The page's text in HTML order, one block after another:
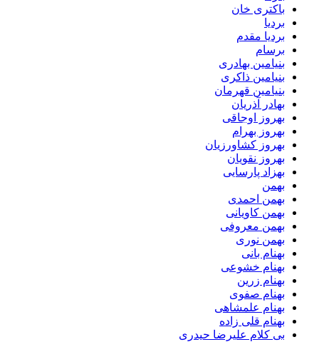
باکتری خان
بردیا
بردیا مقدم
برسام
بنیامین بهادری
بنیامین ذاکری
بنیامین قهرمان
بهادر آذریان
بهروز اوجاقی
بهروز بهرام
بهروز کشاورزیان
بهروز نقویان
بهزاد پارسایی
بهمن
بهمن احمدی
بهمن کاویانی
بهمن معروفی
بهمن نوری
بهنام بانی
بهنام خشوعی
بهنام زرین
بهنام صفوی
بهنام علمشاهی
بهنام قلی زاده
بی کلام علیرضا حیدری